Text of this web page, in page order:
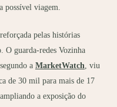
possível viagem.
pelas histórias
O guarda-redes Vozinha
a MarketWatch, viu
de 30 mil para mais de 17
a exposição do